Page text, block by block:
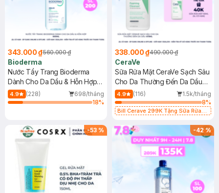
343.000 ₫560.000 ₫
Bioderma
Nước Tẩy Trang Bioderma
Dành Cho Da Dầu & Hỗn Hợp
500ml
4.9 (228)
698/tháng
18%
338.000 ₫490.000 ₫
CeraVe
Sữa Rửa Mặt CeraVe Sạch Sâu
Cho Da Thường Đến Da Dầu
473ml
4.9 (116)
1.5k/tháng
8%
Bill Cerave 299K Tặng Sữa Rửa
-53 % -42%